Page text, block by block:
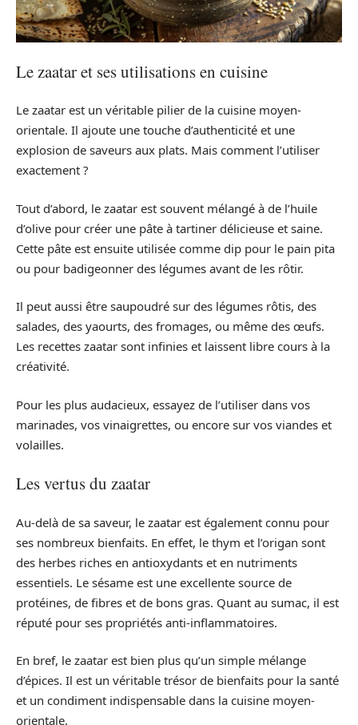
Le zaatar et ses utilisations en cuisine
Le zaatar est un véritable pilier de la cuisine moyen-
orientale. Il ajoute une touche d’authenticité et une
explosion de saveurs aux plats. Mais comment l’utiliser
exactement ?
Tout d’abord, le zaatar est souvent mélangé à de l’huile
d’olive pour créer une pâte à tartiner délicieuse et saine.
Cette pâte est ensuite utilisée comme dip pour le pain pita
ou pour badigeonner des légumes avant de les rôtir.
Il peut aussi être saupoudré sur des légumes rôtis, des
salades, des yaourts, des fromages, ou même des œufs.
Les recettes zaatar sont infinies et laissent libre cours à la
créativité.
Pour les plus audacieux, essayez de l’utiliser dans vos
marinades, vos vinaigrettes, ou encore sur vos viandes et
volailles.
Les vertus du zaatar
Au-delà de sa saveur, le zaatar est également connu pour
ses nombreux bienfaits. En effet, le thym et l’origan sont
des herbes riches en antioxydants et en nutriments
essentiels. Le sésame est une excellente source de
protéines, de fibres et de bons gras. Quant au sumac, il est
réputé pour ses propriétés anti-inflammatoires.
En bref, le zaatar est bien plus qu’un simple mélange
d’épices. Il est un véritable trésor de bienfaits pour la santé
et un condiment indispensable dans la cuisine moyen-
orientale.